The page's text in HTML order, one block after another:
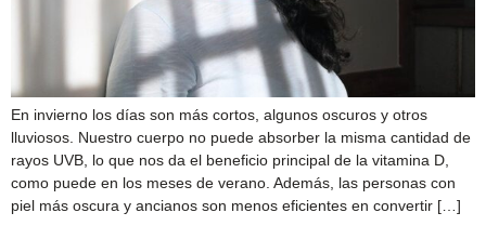
En invierno los días son más cortos, algunos oscuros y otros
lluviosos. Nuestro cuerpo no puede absorber la misma cantidad de
rayos UVB, lo que nos da el beneficio principal de la vitamina D,
como puede en los meses de verano. Además, las personas con
piel más oscura y ancianos son menos eficientes en convertir […]